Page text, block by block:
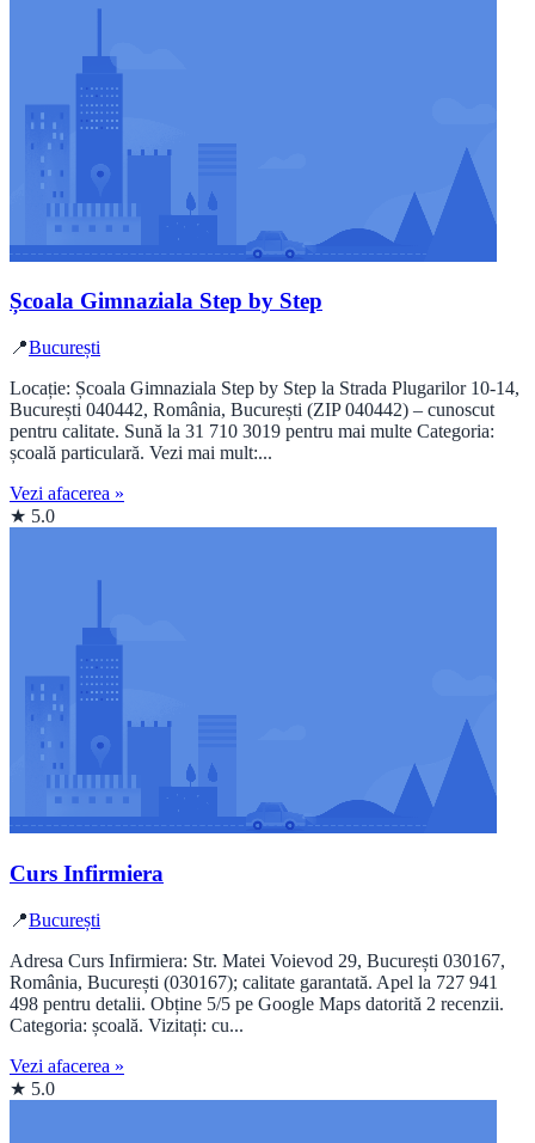
Școala Gimnaziala Step by Step
📍București
Locație: Școala Gimnaziala Step by Step la Strada Plugarilor 10-14,
București 040442, România, București (ZIP 040442) – cunoscut
pentru calitate. Sună la 31 710 3019 pentru mai multe Categoria:
școală particulară. Vezi mai mult:...
Vezi afacerea »
★ 5.0
Curs Infirmiera
📍București
Adresa Curs Infirmiera: Str. Matei Voievod 29, București 030167,
România, București (030167); calitate garantată. Apel la 727 941
498 pentru detalii. Obține 5/5 pe Google Maps datorită 2 recenzii.
Categoria: școală. Vizitați: cu...
Vezi afacerea »
★ 5.0